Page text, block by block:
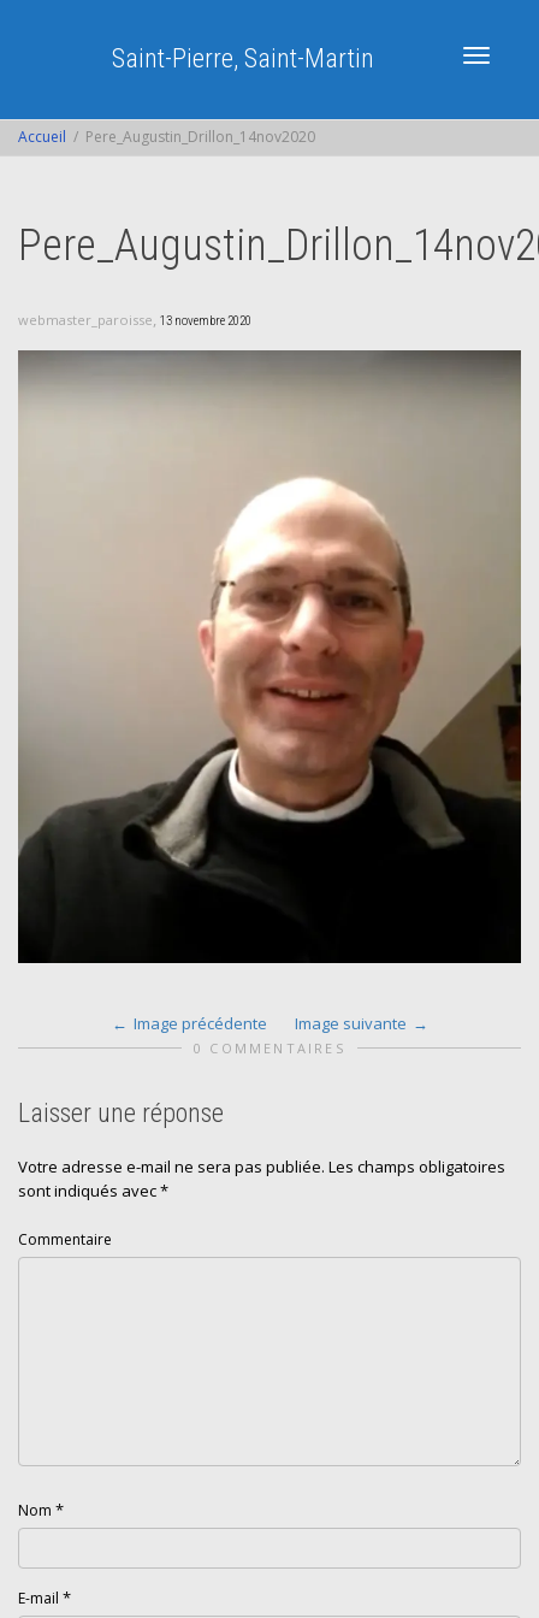
Saint-Pierre, Saint-Martin
Accueil Pere_Augustin_Drillon_14nov2020
webmaster_paroisse, 13 novembre 2020
Image précédente Image suivante
0 COMMENTAIRES
Laisser une réponse
Votre adresse e-mail ne sera pas publiée. Les champs obligatoires
sont indiqués avec*
Commentaire
Nom *
E-mail *